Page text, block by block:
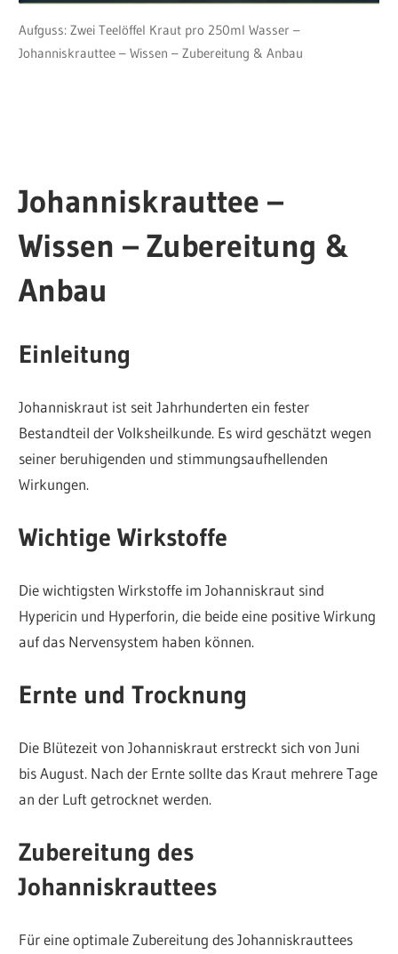
Aufguss: Zwei Teelöffel Kraut pro 250ml Wasser –
Johanniskrauttee – Wissen – Zubereitung & Anbau
Johanniskrauttee –
Wissen – Zubereitung &
Anbau
Einleitung
Johanniskraut ist seit Jahrhunderten ein fester
Bestandteil der Volksheilkunde. Es wird geschätzt wegen
seiner beruhigenden und stimmungsaufhellenden
Wirkungen.
Wichtige Wirkstoffe
Die wichtigsten Wirkstoffe im Johanniskraut sind
Hypericin und Hyperforin, die beide eine positive Wirkung
auf das Nervensystem haben können.
Ernte und Trocknung
Die Blütezeit von Johanniskraut erstreckt sich von Juni
bis August. Nach der Ernte sollte das Kraut mehrere Tage
an der Luft getrocknet werden.
Zubereitung des
Johanniskrauttees
Für eine optimale Zubereitung des Johanniskrauttees